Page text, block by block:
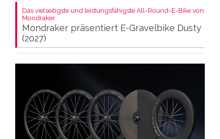
Das vielseitigste und leistungsfähigste All-Round-E-Bike von
Mondraker:
Mondraker präsentiert E-Gravelbike Dusty
(2027)